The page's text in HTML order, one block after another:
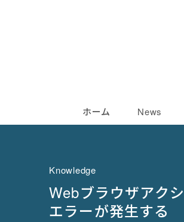
ホーム News
Knowledge
Webブラウザアク
エラーが発生する